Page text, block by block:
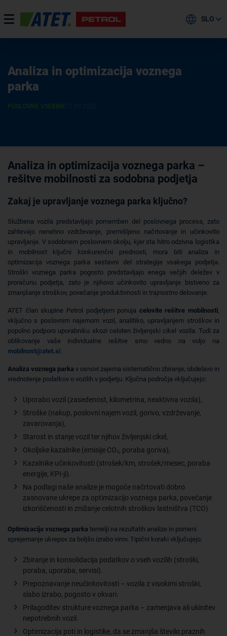
SLO
Analiza in optimizacija voznega
parka
17.09.2025
Analiza in optimizacija voznega parka –
rešitve mobilnosti za sodobna podjetja
Zakaj je upravljanje voznega parka ključno?
Službena vozila predstavljajo pomemben del poslovnega procesa, zato
zahtevajo nenehno vzdrževanje, premišljeno načrtovanje in učinkovito
upravljanje. V sodobnem poslovnem okolju, kjer sta hitro odzivna logistika
in mobilnost ključni konkurenčni prednosti, mora biti analiza in
optimizacija voznega parka sestavni del strategije vsakega podjetja.
Stroški voznega parka pogosto predstavljajo enega večjih deležev v
proračunu podjetja, zato je njihovo učinkovito upravljanje bistveno za
zmanjšanje stroškov, povečanje produktivnosti in trajnostno delovanje.
ATET član skupine Petrol podjetjem ponuja celovite rešitve mobilnosti,
vključno s poslovnim najemom vozil, analitiko, upravljanjem stroškov in
popolno podporo uporabniku skozi celoten življenjski cikel vozila. Tudi za
oblikovanje vaše individualne rešitve smo vedno na voljo na
mobilnost@atet.si.
Analiza voznega parka v osnovi zajema sistematično zbiranje, obdelavo in
vrednotenje podatkov o vozilih v podjetju. Ključna področja vključujejo:
Uporabo vozil (zasedenost, kilometrina, neaktivna vozila),
Stroške (nakup, poslovni najem vozil, gorivo, vzdrževanje,
zavarovanja),
Starost in stanje vozil ter njihov življenjski cikel,
Okoljske kazalnike (emisije CO₂, poraba goriva),
Kazalnike učinkovitosti (strošek/km, strošek/mesec, poraba
energije, KPI-ji).
Na podlagi naše analize je mogoče načrtovati dobro
zasnovane ukrepe za optimizacijo voznega parka, povečanje
izkoriščenosti in znižanje celotnih stroškov lastništva (TCO)
Optimizacija voznega parka temelji na rezultatih analize in pomeni
sprejemanje ukrepov za boljšo izrabo virov. Tipični koraki vključujejo:
Zbiranje in konsolidacija podatkov o vseh vozilih (stroški,
poraba, uporaba, servisi).
Prepoznavanje neučinkovitosti – vozila z visokimi stroški,
slabo izrabo, pogosto v okvari.
Prilagoditev strukture voznega parka – zamenjava ali ukinitev
nepotrebnih vozil.
Optimizacija poti in logistike, da se zmanjša število praznih